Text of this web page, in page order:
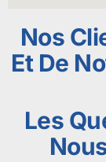
Nos
Et De
Les